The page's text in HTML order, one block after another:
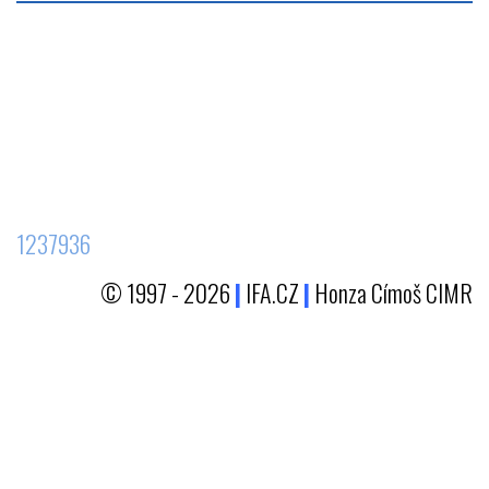
1237936
© 1997 - 2026| IFA.CZ| Honza Címoš CIMR